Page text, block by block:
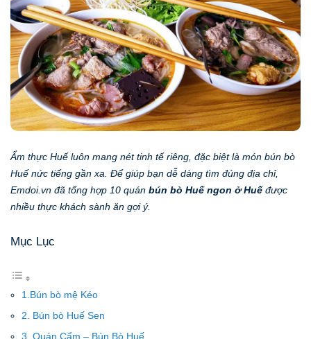
Ẩm thực Huế luôn mang nét tinh tế riêng, đặc biệt là món bún bò
Huế nức tiếng gần xa. Để giúp bạn dễ dàng tìm đúng địa chỉ,
Emdoi.vn đã tổng hợp 10 quán bún bò Huế ngon ở Huếđược
nhiều thực khách sành ăn gợi ý.
Mục Lục
1.Bún bò mệ Kéo
2. Bún bò Huế Sen
3. Quán Cẩm – Bún Bò Huế